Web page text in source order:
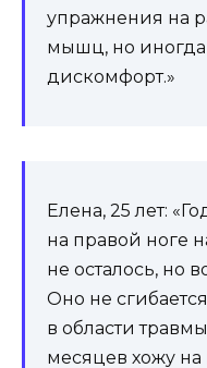
упражнения на
мышц, но иногда
дискомфорт.»
Елена, 25 лет:
на правой ноге
не осталось, но
Оно не
в области
месяцев хожу